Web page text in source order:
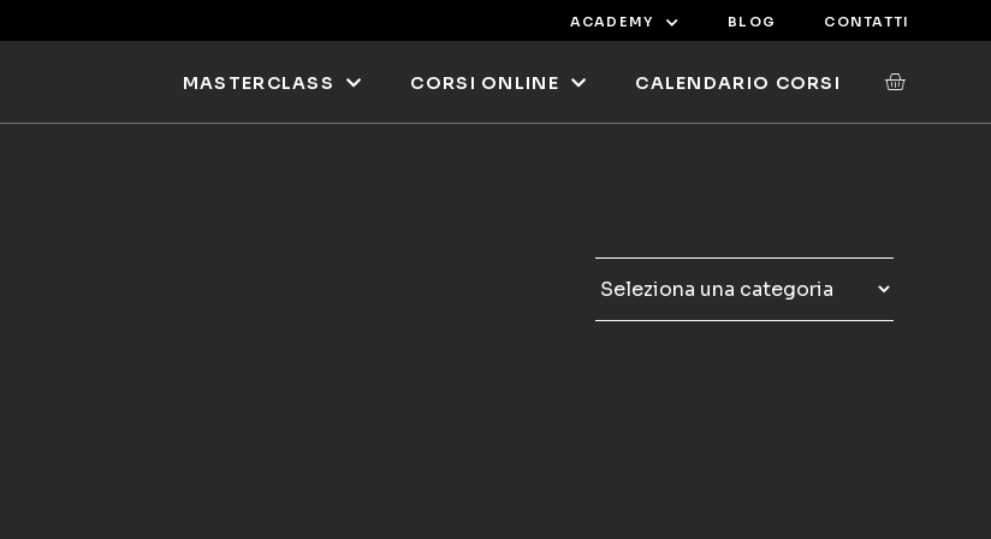
ACADEMY BLOG CONTATTI
MASTERCLASS CORSI ONLINE CALENDARIO CORSI